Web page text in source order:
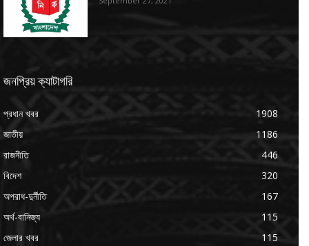
জনপ্রিয় ক্যাটাগরি
প্রধান খবর
1908
জাতীয়
1186
রাজনীতি
446
বিদেশ
320
অপরাধ-দুর্নীতি
167
অর্থ-বানিজ্য
115
জেলার খবর
115